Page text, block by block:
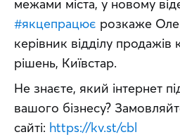
#якцепрацює розкаже
керівник відділу
рішень, Київстар.
Не знаєте, який інтернет
вашого бізнесу?
сайті: https://kv.st/cbl